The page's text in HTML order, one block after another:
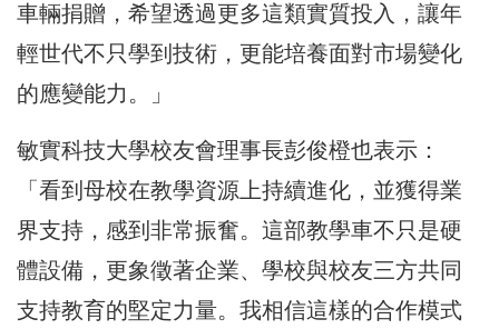
車輛捐贈，希望透過更多這類實質投入，讓年
輕世代不只學到技術，更能培養面對市場變化
的應變能力。」
敏實科技大學校友會理事長彭俊橙也表示：
「看到母校在教學資源上持續進化，並獲得業
界支持，感到非常振奮。這部教學車不只是硬
體設備，更象徵著企業、學校與校友三方共同
支持教育的堅定力量。我相信這樣的合作模式